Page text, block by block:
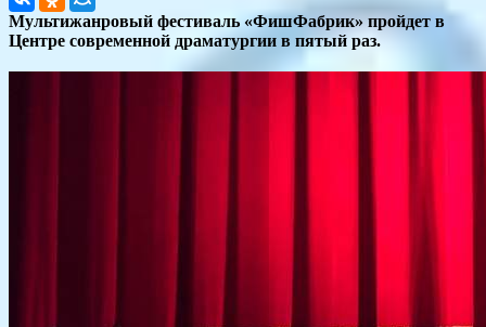
Мультижанровый фестиваль «ФишФабрик» пройдет в
Центре современной драматургии в пятый раз.